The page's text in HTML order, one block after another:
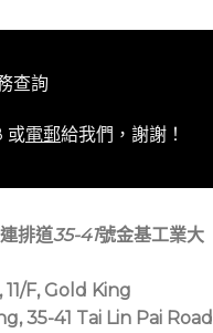
查詢
或電郵給我們，謝謝！
排道35-41號金基工業大
11/F, Gold King
35-41 Tai Lin Pai